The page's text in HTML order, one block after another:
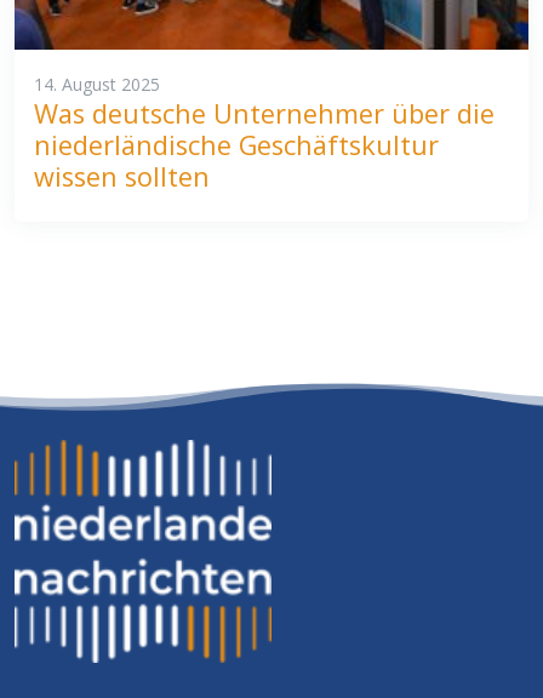
14. August 2025
Was deutsche Unternehmer über die
niederländische Geschäftskultur
wissen sollten